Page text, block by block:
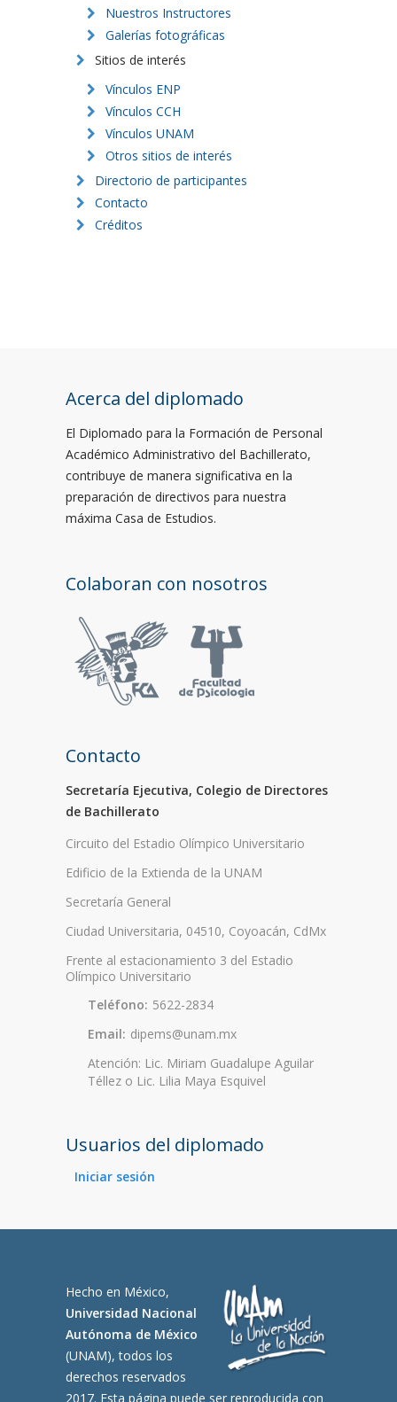
Nuestros Instructores
Galerías fotográficas
Sitios de interés
Vínculos ENP
Vínculos CCH
Vínculos UNAM
Otros sitios de interés
Directorio de participantes
Contacto
Créditos
Acerca del diplomado
El Diplomado para la Formación de Personal
Académico Administrativo del Bachillerato,
contribuye de manera significativa en la
preparación de directivos para nuestra
máxima Casa de Estudios.
Colaboran con nosotros
Contacto
Secretaría Ejecutiva, Colegio de Directores
de Bachillerato
Circuito del Estadio Olímpico Universitario
Edificio de la Extienda de la UNAM
Secretaría General
Ciudad Universitaria, 04510, Coyoacán, CdMx
Frente al estacionamiento 3 del Estadio
Olímpico Universitario
Teléfono: 5622-2834
Email: dipems@unam.mx
Atención: Lic. Miriam Guadalupe Aguilar
Téllez o Lic. Lilia Maya Esquivel
Usuarios del diplomado
Iniciar sesión
Hecho en México,
Universidad Nacional
Autónoma de México
(UNAM), todos los
derechos reservados
2017. Esta página puede ser reproducida con